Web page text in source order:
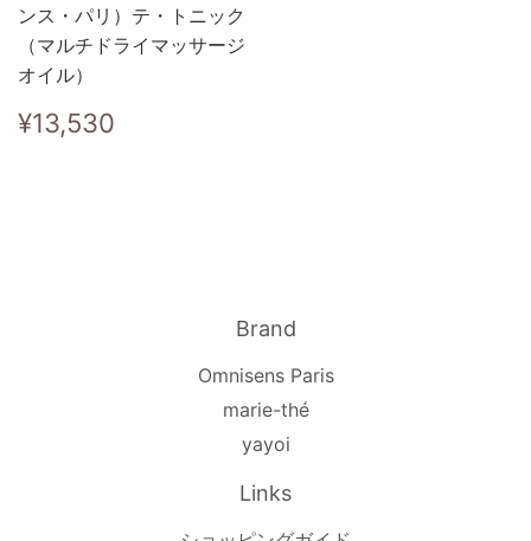
ンス・パリ）テ・トニック
（マルチドライマッサージ
オイル）
Regular
price
¥13,530
Brand
Omnisens Paris
marie-thé
yayoi
Links